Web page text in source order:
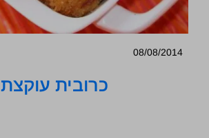
08/08/2014
כרובית עוקצת